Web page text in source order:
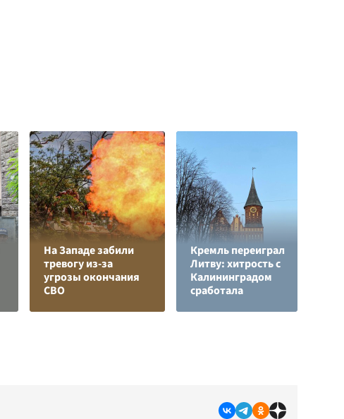
На Западе забили
тревогу из-за
угрозы окончания
СВО
Кремль переиграл
Литву: хитрость с
Калининградом
сработала